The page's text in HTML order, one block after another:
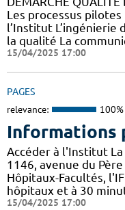
Les processus
l’Institut L’ingénierie
la qualité La
15/04/2025 17:00
PAGES
relevance: 100%
Informations
Accéder à l'Institut
1146, avenue du
Hôpitaux-Facultés,
hôpitaux et à 30
15/04/2025 17:00